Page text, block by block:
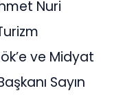
Nuri
ve Midyat
Sayın